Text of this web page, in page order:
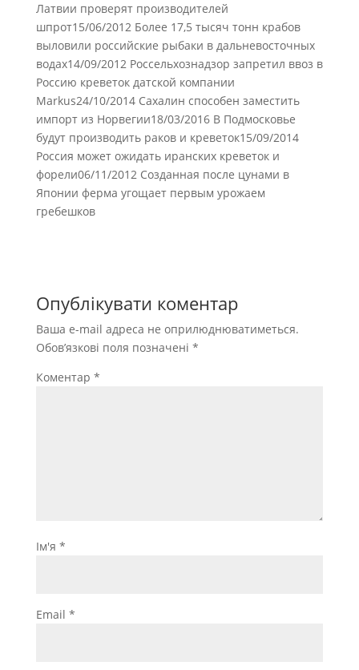
Латвии проверят производителей
шпрот15/06/2012 Более 17,5 тысяч тонн крабов
выловили российские рыбаки в дальневосточных
водах14/09/2012 Россельхознадзор запретил ввоз в
Россию креветок датской компании
Markus24/10/2014 Cахалин способен заместить
импорт из Норвегии18/03/2016 В Подмосковье
будут производить раков и креветок15/09/2014
Россия может ожидать иранских креветок и
форели06/11/2012 Созданная после цунами в
Японии ферма угощает первым урожаем
гребешков
Опублікувати коментар
Ваша e-mail адреса не оприлюднюватиметься.
Обов’язкові поля позначені *
Коментар *
Ім'я *
Email *